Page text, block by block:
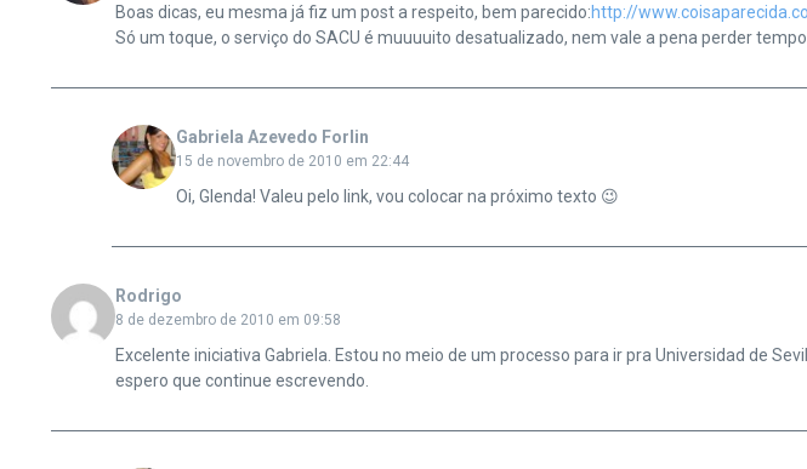
Boas dicas, eu mesma já fiz um post a respeito, bem parecido:http://
Só um toque, o serviço do SACU é muuuuito desatualizado, nem vale a pena perder tempo.
Gabriela Azevedo Forlin
15 de novembro de 2010 em 22:44
Oi, Glenda! Valeu pelo link, vou colocar na próximo texto 😉
Rodrigo
8 de dezembro de 2010 em 09:58
Excelente iniciativa Gabriela. Estou no meio de um processo para ir pra Universidad de
espero que continue escrevendo.